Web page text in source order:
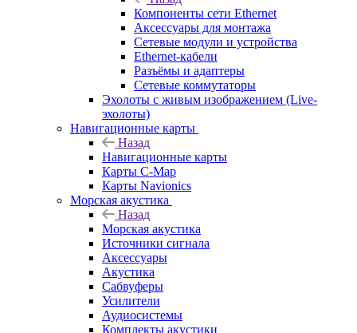
Компоненты сети Ethernet
Аксессуары для монтажа
Сетевые модули и устройства
Ethernet-кабели
Разъёмы и адаптеры
Сетевые коммутаторы
Эхолоты с живым изображением (Live-
эхолоты)
Навигационные карты
Назад
Навигационные карты
Карты C-Map
Карты Navionics
Морская акустика
Назад
Морская акустика
Источники сигнала
Аксессуары
Акустика
Сабвуферы
Усилители
Аудиосистемы
Комплекты акустики